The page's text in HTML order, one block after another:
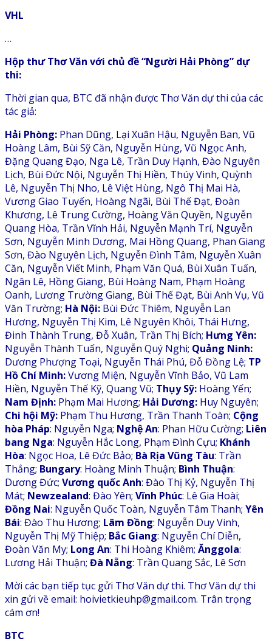
VHL
…
Hộp thư Thơ Văn với chủ đề “Người Hải Phòng” dự
thi:
Thời gian qua, BTC đã nhận được Thơ Văn dự thi của các
tác giả:
Hải Phòng: Phan Dũng, Lại Xuân Hậu, Nguyễn Ban, Vũ
Hoàng Lâm, Bùi Sỹ Căn, Nguyễn Hùng, Vũ Ngọc Anh,
Đặng Quang Đạo, Nga Lê, Trần Duy Hạnh, Đào Nguyên
Lịch, Bùi Đức Nội, Nguyễn Thị Hiền, Thúy Vinh, Quỳnh
Lê, Nguyễn Thị Nho, Lê Việt Hùng, Ngô Thị Mai Hà,
Vương Giao Tuyến, Hoàng Ngãi, Bùi Thế Đạt, Đoàn
Khương, Lê Trung Cường, Hoàng Văn Quyền, Nguyễn
Quang Hòa, Trần Vĩnh Hải, Nguyễn Mạnh Trí, Nguyễn
Sơn, Nguyễn Minh Dương, Mai Hồng Quang, Phan Giang
Sơn, Đào Nguyên Lịch, Nguyễn Đình Tâm, Nguyễn Xuân
Căn, Nguyễn Viết Minh, Phạm Văn Quá, Bùi Xuân Tuấn,
Ngân Lê, Hồng Giang, Bùi Hoàng Nam, Phạm Hoàng
Oanh, Lương Trường Giang, Bùi Thế Đạt, Bùi Anh Vụ, Vũ
Văn Trường; Hà Nội: Bùi Đức Thiêm, Nguyễn Lan
Hương, Nguyễn Thị Kim, Lê Nguyên Khôi, Thái Hưng,
Đinh Thành Trung, Đỗ Xuân, Trần Thị Bích; Hưng Yên:
Nguyễn Thành Tuấn, Nguyễn Quý Nghi; Quảng Ninh:
Dương Phượng Toại, Nguyễn Thái Phú, Đỗ Đồng Lệ; TP
Hồ Chí Minh:Vương Miện, Nguyễn Vĩnh Bảo, Vũ Lam
Hiền, Nguyễn Thế Kỹ, Quang Vũ; Thụy Sỹ: Hoàng Yến;
Nam Định: Phạm Mai Hương; Hải Dương: Huy Nguyên;
Chi hội Mỹ: Phạm Thu Hương, Trần Thanh Toàn; Cộng
hòa Pháp: Nguyễn Nga; Nghệ An: Phan Hữu Cường; Liên
bang Nga: Nguyễn Hắc Long, Phạm Đình Cựu; Khánh
Hòa: Ngọc Hoa, Lê Đức Bảo; Bà Rịa Vũng Tàu: Trần
Thắng; Bungary: Hoàng Minh Thuận; Bình Thuận:
Dương Đức; Vương quốc Anh: Đào Thị Kỷ, Nguyễn Thị
Mát; Newzealand: Đào Yên; Vĩnh Phúc: Lê Gia Hoài;
Đồng Nai: Nguyễn Quốc Toàn, Nguyễn Tâm Thanh; Yên
Bái: Đào Thu Hương; Lâm Đồng: Nguyễn Duy Vinh,
Nguyễn Thị Mỹ Thiệp; Bắc Giang: Nguyễn Chí Diễn,
Đoàn Văn My; Long An: Thi Hoàng Khiêm; Ănggola:
Lương Hải Thuận; Đà Nẵng: Trần Quang Sắc, Lê Sơn
Mời các bạn tiếp tục gửi Thơ Văn dự thi. Thơ Văn dự thi
xin gửi về email: hoivietkieuhp@gmail.com. Trân trọng
cám ơn!
BTC